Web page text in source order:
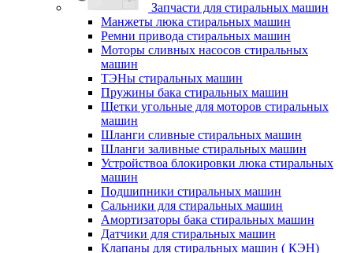
Запчасти для стиральных машин
Манжеты люка стиральных машин
Ремни привода стиральных машин
Моторы сливных насосов стиральных
машин
ТЭНы стиральных машин
Пружины бака стиральных машин
Щетки угольные для моторов стиральных
машин
Шланги сливные стиральных машин
Шланги заливные стиральных машин
Устройствоа блокировки люка стиральных
машин
Подшипники стиральных машин
Сальники для стиральных машин
Амортизаторы бака стиральных машин
Датчики для стиральных машин
Клапаны для стиральных машин ( КЭН)